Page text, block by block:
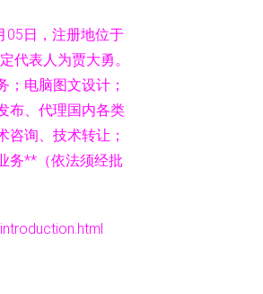
05日，注册地位于
代表人为贾大勇。
电脑图文设计；
布、代理国内各类
询、技术转让；
务**（依法须经批